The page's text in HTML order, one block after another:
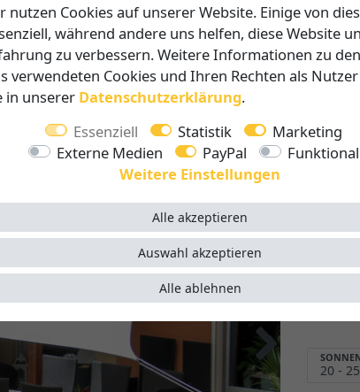
nutzen Cookies auf unserer Website. Einige von
während andere uns helfen, diese Website
zu verbessern. Weitere Informationen zu
verwendeten Cookies und Ihren Rechten als
in unserer Daten­schutz­erklärung.
Essenziell
Statistik
Marketing
Externe Medien
PayPal
Funktional
Weitere Einstellungen
Alle akzeptieren
Alle ablehnen
Auswahl akzeptieren